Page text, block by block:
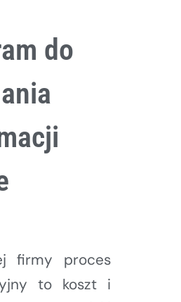
do
firmy proces
to koszt i